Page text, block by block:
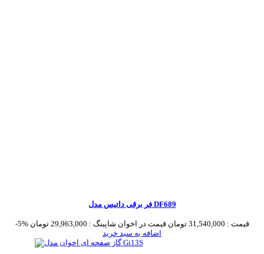
فر برقی داتیس مدل DF689
-5% قیمت : 31,540,000 تومان قیمت در اخوان شاپینگ : 29,963,000 تومان
اضافه به سبد خرید